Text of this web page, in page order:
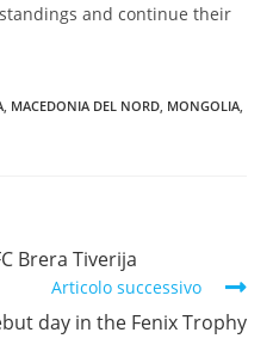
and continue their
MACEDONIA DEL NORD MONGOLIA
Brera Tiverija
Articolo successivo
day in the Fenix Trophy